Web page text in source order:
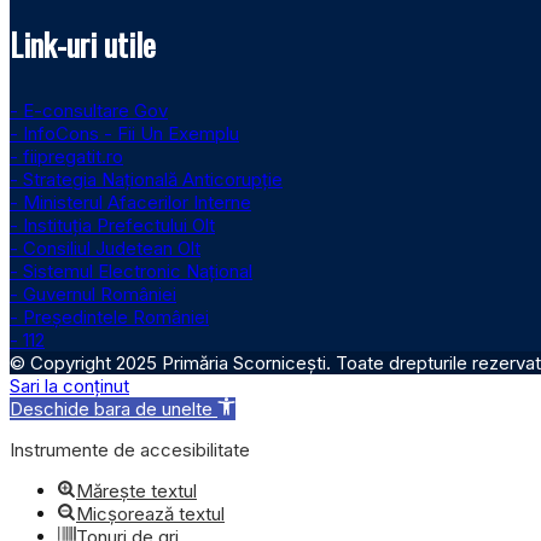
Link-uri utile
- E-consultare Gov
- InfoCons - Fii Un Exemplu
- fiipregatit.ro
- Strategia Națională Anticorupție
- Ministerul Afacerilor Interne
- Instituţia Prefectului Olt
- Consiliul Judetean Olt
- Sistemul Electronic Naţional
- Guvernul României
- Președintele României
- 112
© Copyright 2025 Primăria Scornicești. Toate drepturile
Sari la conținut
Deschide bara de unelte
Instrumente de accesibilitate
Mărește textul
Micșorează textul